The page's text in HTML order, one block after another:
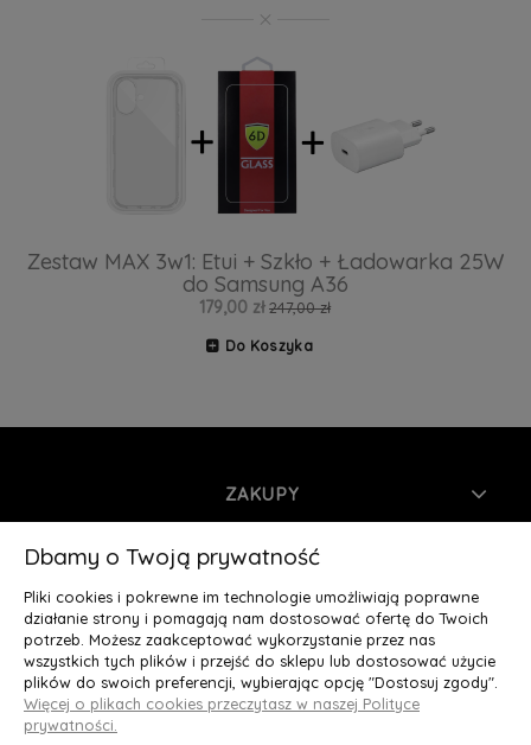
Zestaw MAX 3w1: Etui + Szkło + Ładowarka 25W
do Samsung A36
179,00 zł 247,00 zł
Do Koszyka
ZAKUPY
INFORMACJE
MOJE KONTO
O NAS
Deluxury.pl
Dbamy o Twoją prywatność
Pliki cookies i pokrewne im technologie umożliwiają poprawne
działanie strony i pomagają nam dostosować ofertę do Twoich
potrzeb. Możesz zaakceptować wykorzystanie przez nas
wszystkich tych plików i przejść do sklepu lub dostosować użycie
plików do swoich preferencji, wybierając opcję "Dostosuj zgody".
Więcej o plikach cookies przeczytasz w naszej Polityce
prywatności.